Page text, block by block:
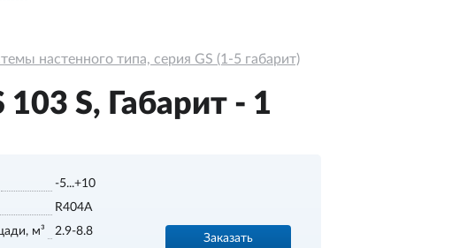
настенного типа, серия GS (1-5 габарит)
S, Габарит - 1
-5...+10
R404A
м³
2.9-8.8
Заказать